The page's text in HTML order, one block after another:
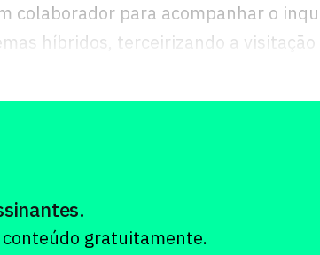
colaborador para acompanhar o
híbridos, terceirizando a visitação
conteúdo gratuitamente.